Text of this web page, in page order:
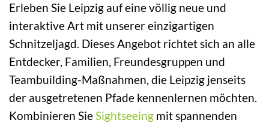
Erleben Sie Leipzig auf eine völlig neue und
interaktive Art mit unserer einzigartigen
Schnitzeljagd. Dieses Angebot richtet sich an alle
Entdecker, Familien, Freundesgruppen und
Teambuilding-Maßnahmen, die Leipzig jenseits
der ausgetretenen Pfade kennenlernen möchten.
Kombinieren SieSightseeing mit spannenden